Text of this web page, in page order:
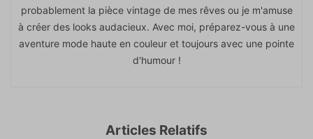
probablement la pièce vintage de mes rêves ou je m'amuse
à créer des looks audacieux. Avec moi, préparez-vous à une
aventure mode haute en couleur et toujours avec une pointe
d'humour !
Articles Relatifs